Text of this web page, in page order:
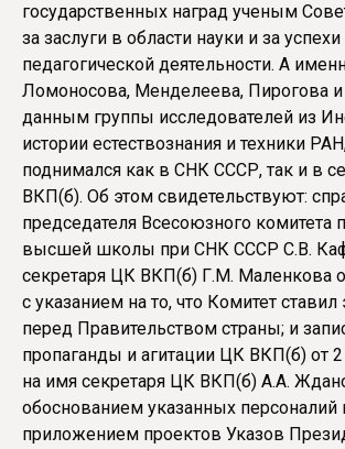
государственных наград ученым
за заслуги в области науки и за успехи
педагогической деятельности. А
Ломоносова, Менделеева, Пирогова
данным группы исследователей из
истории естествознания и техники
поднимался как в СНК СССР, так и в
ВКП(б). Об этом свидетельствуют:
председателя Всесоюзного комитета
высшей школы при СНК СССР С.В.
секретаря ЦК ВКП(б) Г.М. Маленкова
с указанием на то, что Комитет ставил
перед Правительством страны; и
пропаганды и агитации ЦК ВКП(б) от
на имя секретаря ЦК ВКП(б) А.А.
обоснованием указанных персоналий
приложением проектов Указов